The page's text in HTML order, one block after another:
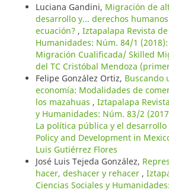
Luciana Gandini, Migración de
desarrollo y... derechos
ecuación? , Iztapalapa Revista
Humanidades: Núm. 84/1
Migración Cualificada/ Skilled
del TC Cristóbal Mendoza
Felipe González Ortiz, Buscando
economía: Modalidades de
los mazahuas , Iztapalapa
y Humanidades: Núm. 83/2
La política pública y el
Policy and Development in
Luis Gutiérrez Flores
José Luis Tejeda González,
hacer, deshacer y rehacer ,
Ciencias Sociales y